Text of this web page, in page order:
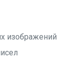
изображений